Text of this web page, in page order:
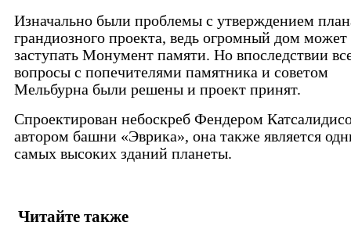
Изначально были проблемы с утверждением
грандиозного проекта, ведь огромный дом может
заступать Монумент памяти. Но впоследствии
вопросы с попечителями памятника и советом
Мельбурна были решены и проект принят.
Спроектирован небоскреб Фендером
автором башни «Эврика», она также является
самых высоких зданий планеты.
Читайте также